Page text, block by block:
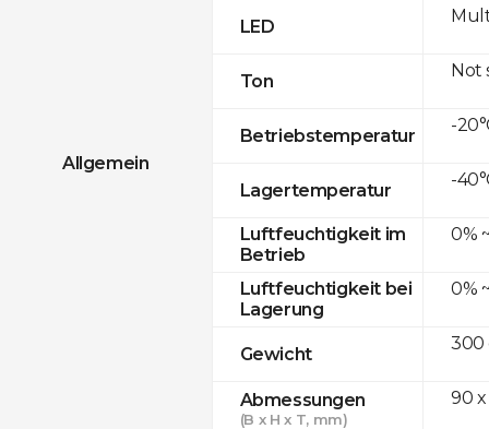
Allgemein
LED
Ton
Betriebstemperatur
Lagertemperatur
Luftfeuchtigkeit im
Betrieb
Luftfeuchtigkeit bei
Lagerung
Gewicht
Abmessungen
(B x H x T, mm)
Not
-
-
0%
0%
300
90 x